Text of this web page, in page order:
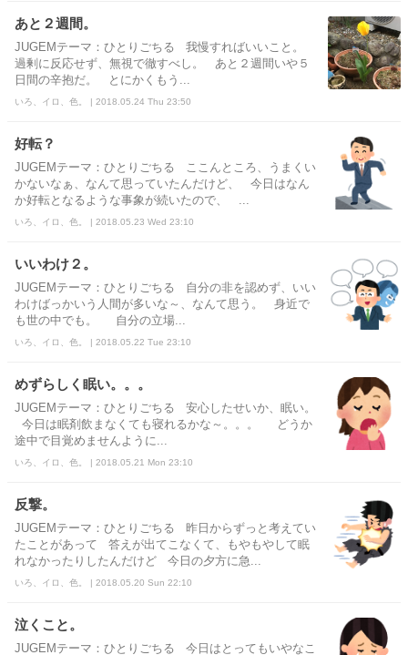
あと２週間。
JUGEMテーマ：ひとりごちる 我慢すればいいこと。
過剰に反応せず、無視で徹すべし。 あと２週間いや５
日間の辛抱だ。 とにかくもう...
いろ、イロ、色。 | 2018.05.24 Thu 23:50
好転？
JUGEMテーマ：ひとりごちる ここんところ、うまくい
かないなぁ、なんて思っていたんだけど、 今日はなん
か好転となるような事象が続いたので、 ...
いろ、イロ、色。 | 2018.05.23 Wed 23:10
いいわけ２。
JUGEMテーマ：ひとりごちる 自分の非を認めず、いい
わけばっかいう人間が多いな～、なんて思う。 身近で
も世の中でも。 自分の立場...
いろ、イロ、色。 | 2018.05.22 Tue 23:10
めずらしく眠い。。。
JUGEMテーマ：ひとりごちる 安心したせいか、眠い。
今日は眠剤飲まなくても寝れるかな～。。。 どうか
途中で目覚めませんように...
いろ、イロ、色。 | 2018.05.21 Mon 23:10
反撃。
JUGEMテーマ：ひとりごちる 昨日からずっと考えてい
たことがあって 答えが出てこなくて、もやもやして眠
れなかったりしたんだけど 今日の夕方に急...
いろ、イロ、色。 | 2018.05.20 Sun 22:10
泣くこと。
JUGEMテーマ：ひとりごちる 今日はとってもいやなこ